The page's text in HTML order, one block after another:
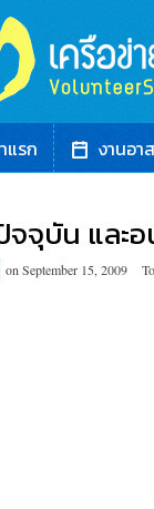
แรก งานอา
จุบัน และ
on September 15, 2009